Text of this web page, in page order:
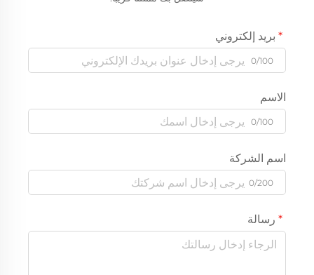
بريد إلكتروني
0/100
الاسم
0/100
اسم الشركة
0/200
رسالة